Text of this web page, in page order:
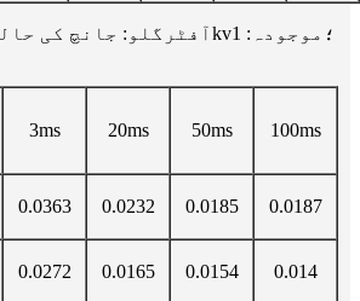
3ms 20ms 50ms 100ms
0.0363 0.0232 0.0185 0.0187
0.0272 0.0165 0.0154 0.014